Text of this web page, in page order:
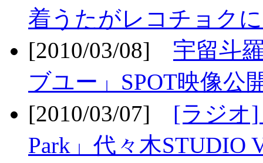
着うたがレコチョク
[2010/03/08] 宇留斗
ブユー」SPOT映像公
[2010/03/07] [ラジオ]
Park」代々木STUDIO